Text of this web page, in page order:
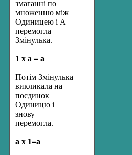
змаганні по
множенню між
Одиницею і А
перемогла
Змінулька.
1 х а = а
Потім Змінулька
викликала на
поєдинок
Одиницю і
знову
перемогла.
а х 1=а